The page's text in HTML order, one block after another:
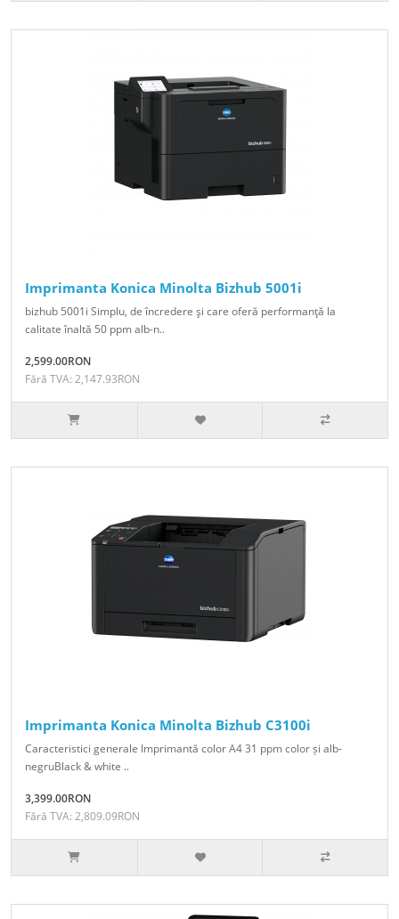
Imprimanta Konica Minolta Bizhub 5001i
bizhub 5001i Simplu, de încredere şi care oferă performanţă la
calitate înaltă 50 ppm alb-n..
2,599.00RON
Fără TVA: 2,147.93RON
Imprimanta Konica Minolta Bizhub C3100i
Caracteristici generale Imprimantă color A4 31 ppm color și alb-
negruBlack & white ..
3,399.00RON
Fără TVA: 2,809.09RON